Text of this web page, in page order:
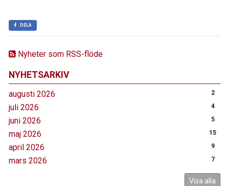
Nyheter som RSS-flöde
NYHETSARKIV
augusti 2026 2
juli 2026 4
juni 2026 5
maj 2026 15
april 2026 9
mars 2026 7
Visa alla
DELA